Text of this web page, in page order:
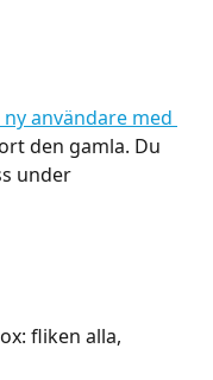
användare med
den gamla. Du
under
fliken alla,